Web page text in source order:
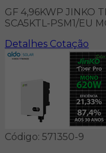
GF 4,96KWP JINKO
SCA5KTL-PSM1/EU
Detalhes Cotação
Código: 571350-9